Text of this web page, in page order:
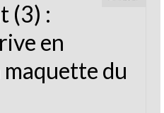
(3) :
en
maquette du